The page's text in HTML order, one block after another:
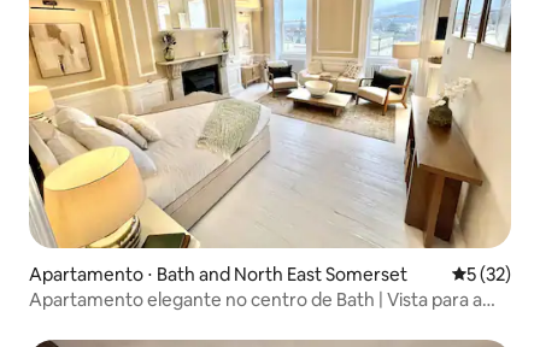
Apartamento ⋅ Bath and North East Somerset 5 de uma
5 (32)
Apartamento elegante no centro de Bath | Vista para a